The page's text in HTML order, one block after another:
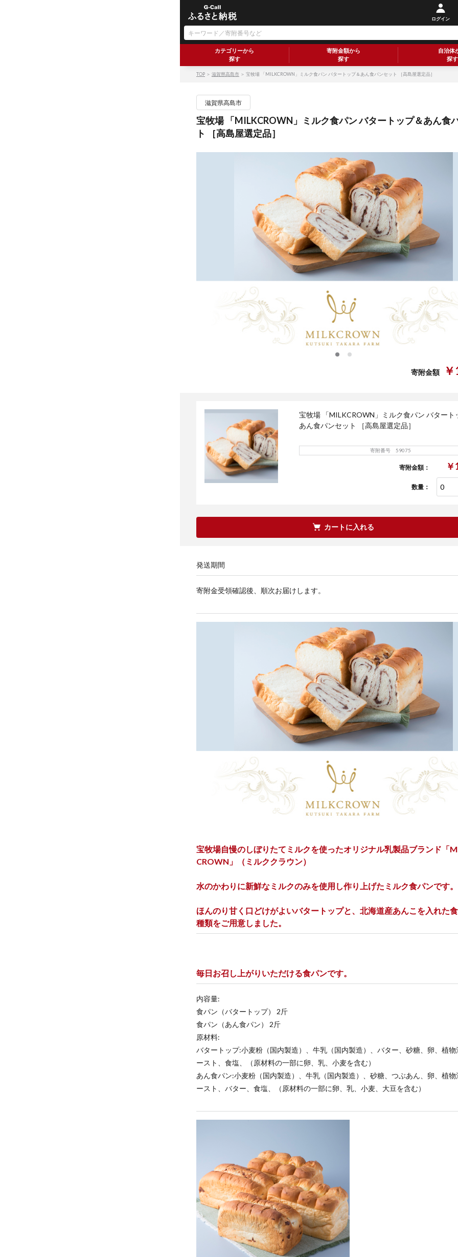
ログイン
カテゴリーから
探す
寄附金額から
探す
自治体
探す
TOP ＞ 滋賀県高島市 ＞ 宝牧場 「MILKCROWN」ミルク食パン バタートップ＆あん食パンセット ［高島屋選定品］
滋賀県高島市
宝牧場 「MILKCROWN」ミルク食パン バタートップ＆あん食
ト ［高島屋選定品］
寄附金額
宝牧場 「MILKCROWN」ミルク食パン バタート
あん食パンセット ［高島屋選定品］
寄附番号 59075
寄附金額：
数量：
カートに入れる
発送期間
寄附金受領確認後、順次お届けします。
宝牧場自慢のしぼりたてミルクを使ったオリジナル乳製品ブランド「
CROWN」（ミルククラウン）
水のかわりに新鮮なミルクのみを使用し作り上げたミルク食パンです。
ほんのり甘く口どけがよいバタートップと、北海道産あんこを入れた
種類をご用意しました。
毎日お召し上がりいただける食パンです。
内容量:
食パン（バタートップ） 2斤
食パン（あん食パン） 2斤
原材料:
バタートップ:小麦粉（国内製造）、牛乳（国内製造）、バター、砂糖、卵、植物
ースト、食塩、（原材料の一部に卵、乳、小麦を含む）
あん食パン:小麦粉（国内製造）、牛乳（国内製造）、砂糖、つぶあん、卵、植物
ースト、バター、食塩、（原材料の一部に卵、乳、小麦、大豆を含む）